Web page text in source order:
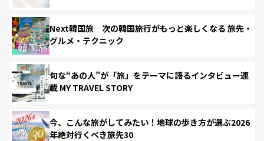
Next韓国旅 次の韓国旅行がもっと楽しくなる 旅先・
グルメ・テクニック
旬な“あの人”が「旅」をテーマに語るインタビュー連
載 MY TRAVEL STORY
今、こんな旅がしてみたい！地球の歩き方が選ぶ2026
年絶対行くべき旅先30